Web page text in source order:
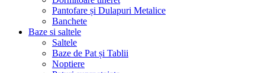
Pantofare și Dulapuri Metalice
Banchete
Baze si saltele
Saltele
Baze de Pat și Tablii
Noptiere